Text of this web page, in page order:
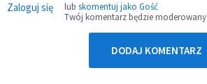
Zaloguj się lub skomentuj jako Gość
Twój komentarz będzie moderowany
DODAJ KOMENTARZ